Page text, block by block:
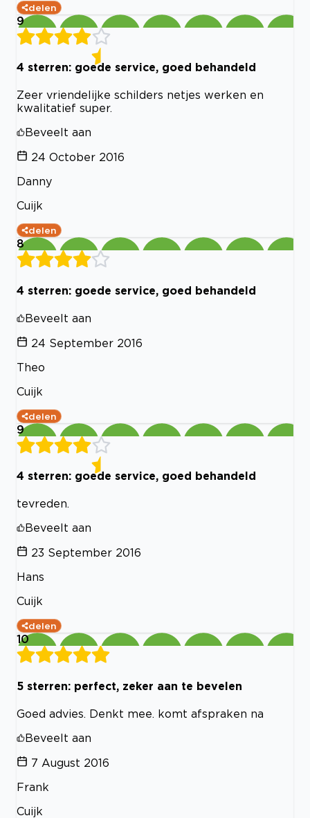
delen
9
4 sterren: goede service, goed behandeld
Zeer vriendelijke schilders netjes werken en
kwalitatief super.
Beveelt aan
24 October 2016
Danny
Cuijk
delen
8
4 sterren: goede service, goed behandeld
Beveelt aan
24 September 2016
Theo
Cuijk
delen
9
4 sterren: goede service, goed behandeld
tevreden.
Beveelt aan
23 September 2016
Hans
Cuijk
delen
10
5 sterren: perfect, zeker aan te bevelen
Goed advies. Denkt mee. komt afspraken na
Beveelt aan
7 August 2016
Frank
Cuijk